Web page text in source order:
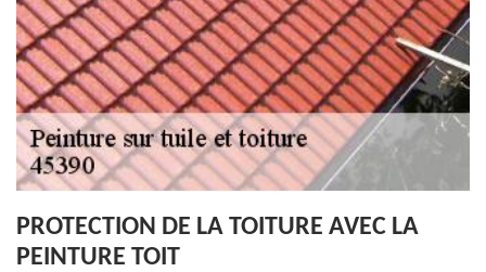
PROTECTION DE LA TOITURE AVEC LA
PEINTURE TOIT